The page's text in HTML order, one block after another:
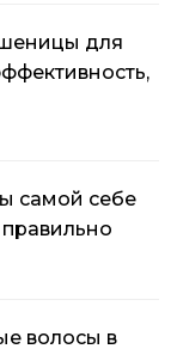
для
самой себе
волосы в